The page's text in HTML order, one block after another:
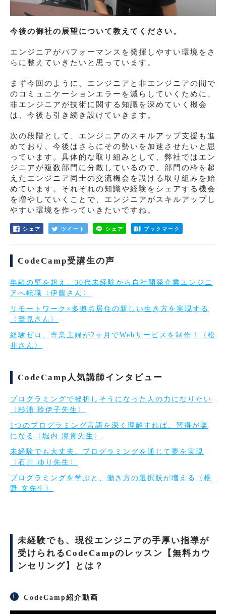
今後の御社の展望について教えてください。
エンジニアがパフォーマンスを発揮しやすい環境をさ
らに整えていきたいと思っています。
まず今回のように、エンジニアと非エンジニアの間で
のコミュニケーションエラーを減らしていくために、
非エンジニアが技術に関する知識を深めていく機会
は、今後も引き続き設けていきます。
次の段階として、エンジニアのスキルアップ支援も進
めており、今後はさらにその勢いを加速させたいと思
っています。具体的な取り組みとして、弊社ではエン
ジニアが複数部門に分散しているので、部門の枠を超
えたエンジニア同士の交流機会を設ける取り組みを始
めています。それぞれの知識や経験をシェアする機会
を増やしていくことで、エンジニアがスキルアップし
やすい環境を作っていきたいですね。
シェア ツイート シェア ブックマーク
CodeCamp受講生の声
年齢の壁を超え、30代未経験から自社開発企業エンジニ
アへ転職〈伊藤さん〉
リモートワーク×多拠点居住の新しい生き方を実現する
〈鷲見さん〉
経験ゼロ、専業主婦が2ヶ月でWebサービスを制作！〈松
井さん〉
CodeCamp人気講師インタビュー
プログラミングで挫折しそうになった人の力になりたい
〈杉浦 玲伊子先生〉
1つのプログラミング言語を深く理解すれば、習得が楽
になる〈堀内 滉貴先生〉
未経験でも大丈夫。プログラミングを通じて夢を実現
〈石川 ゆり先生〉
プログラミングを学ぶと、働き方の選択肢が増える〈椎
野 文先生〉
未経験でも、現役エンジニアの手厚い指導が
受けられるCodeCampのレッスン【無料カウ
ンセリング】とは？
CodeCamp紹介動画